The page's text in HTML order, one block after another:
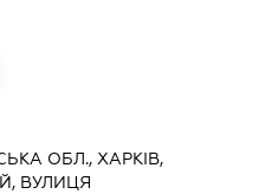
ОБЛ., ХАРКІВ,
ВУЛИЦЯ